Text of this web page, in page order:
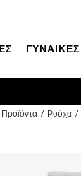
ΓΥΝΑΙΚΕΣ
Προϊόντα Ρούχα